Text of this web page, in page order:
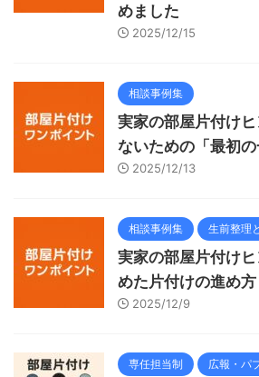
めました
2025/12/15
相談事例集
実家の部屋片付け
ないための「最初
2025/12/13
相談事例集 生前整理
実家の部屋片付け
めた片付けの進め方
2025/12/9
専任担当制 広報・パ